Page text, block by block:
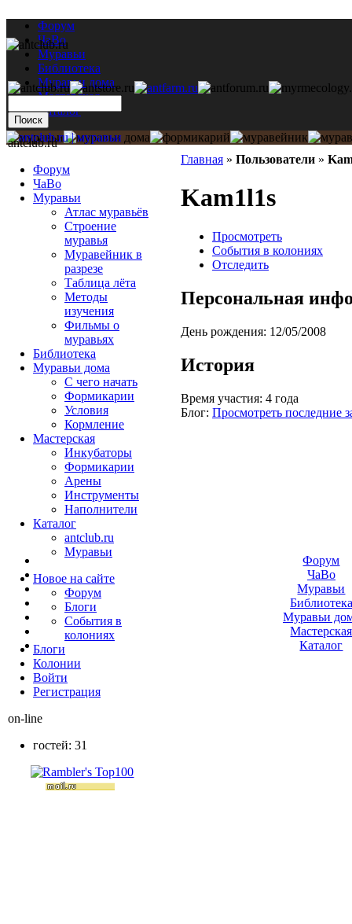
Форум
ЧаВо
Муравьи
Библиотека
Муравьи дома
Мастерская
Каталог
Главная » Пользователи »
Kam1l1s
Просмотреть
События в колониях
Отследить
Персональная
День рождения: 12/05/2008
История
Время участия: 4 года
Блог: Просмотреть последние
antclub.ru
Форум
ЧаВо
Муравьи
Атлас муравьёв
Строение
муравья
Муравейник в
разрезе
Таблица лёта
Методы
изучения
Фильмы о
муравьях
Библиотека
Муравьи дома
С чего начать
Формикарии
Условия
Кормление
Мастерская
Инкубаторы
Формикарии
Арены
Инструменты
Наполнители
Каталог
antclub.ru
Муравьи
Новое на сайте
Форум
Блоги
События в
колониях
Блоги
Колонии
Войти
Peгиcтpaция
on-line
гостей: 31
Форум
ЧаВо
Муравьи
Библиотека
Муравьи
Мастерская
Каталог